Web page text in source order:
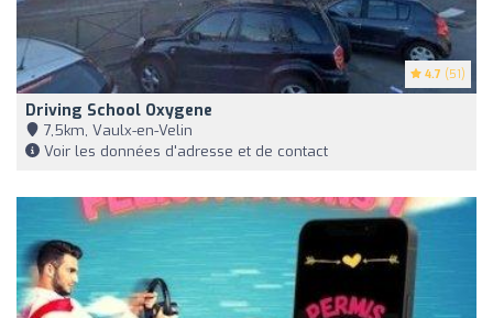
4.7 (51)
Driving School Oxygene
7,5km, Vaulx-en-Velin
Voir les données d'adresse et de contact